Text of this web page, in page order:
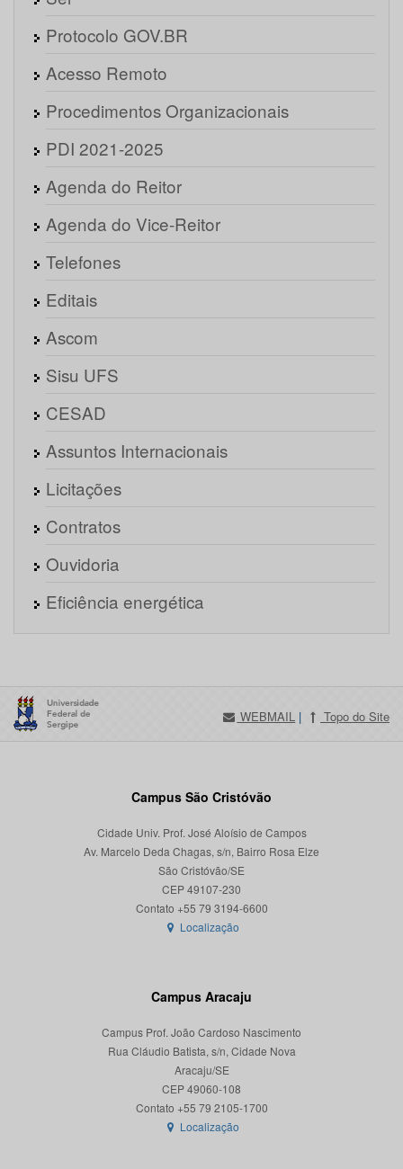
Protocolo GOV.BR
Acesso Remoto
Procedimentos Organizacionais
PDI 2021-2025
Agenda do Reitor
Agenda do Vice-Reitor
Telefones
Editais
Ascom
Sisu UFS
CESAD
Assuntos Internacionais
Licitações
Contratos
Ouvidoria
Eficiência energética
WEBMAIL | Topo do Site
Campus São Cristóvão
Cidade Univ. Prof. José Aloísio de Campos
Av. Marcelo Deda Chagas, s/n, Bairro Rosa Elze
São Cristóvão/SE
CEP 49107-230
Localização
Campus Aracaju
Campus Prof. João Cardoso Nascimento
Rua Cláudio Batista, s/n, Cidade Nova
Aracaju/SE
CEP 49060-108
Localização